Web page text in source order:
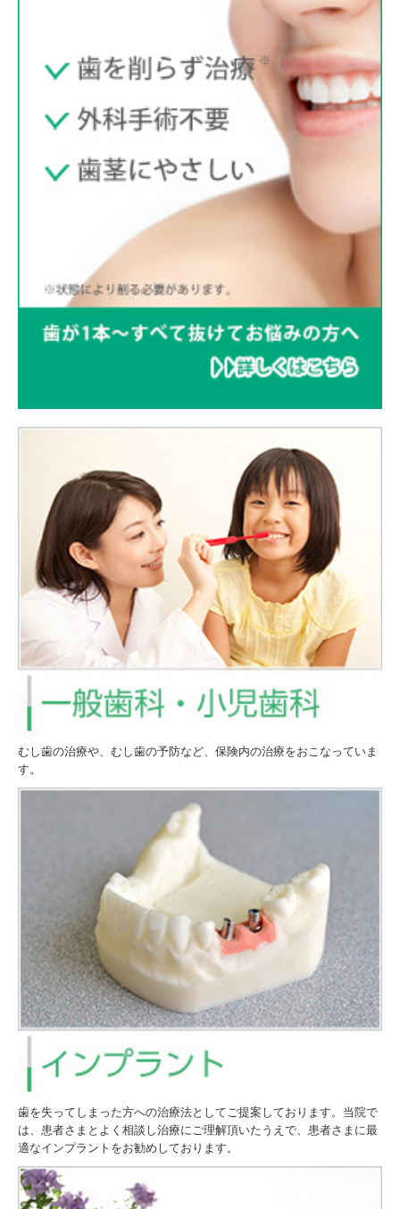
むし歯の治療や、むし歯の予防など、保険内の治療をおこなっていま
す。
歯を失ってしまった方への治療法としてご提案しております。当院で
は、患者さまとよく相談し治療にご理解頂いたうえで、患者さまに最
適なインプラントをお勧めしております。